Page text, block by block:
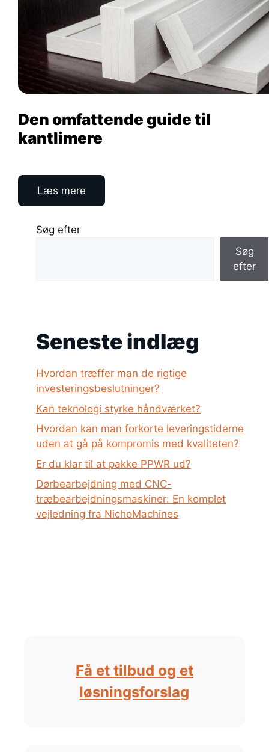
Den omfattende guide til
kantlimere
Læs mere
Søg efter
Søg
efter
Seneste indlæg
Hvordan træffer man de rigtige
investeringsbeslutninger?
Kan teknologi styrke håndværket?
Hvordan kan man forkorte leveringstiderne
uden at gå på kompromis med kvaliteten?
Er du klar til at pakke PPWR ud?
Dørbearbejdning med CNC-
træbearbejdningsmaskiner: En komplet
vejledning fra NichoMachines
Få et tilbud og et
løsningsforslag